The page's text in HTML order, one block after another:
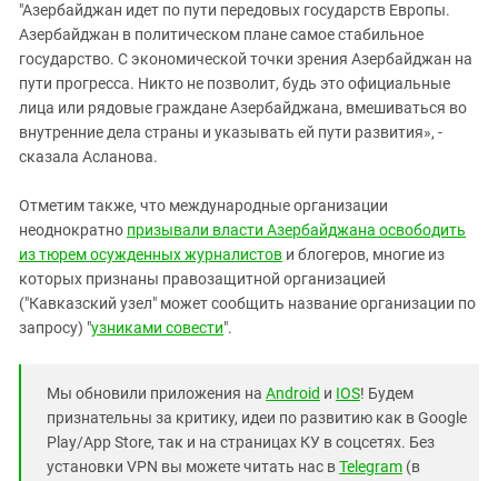
"Азербайджан идет по пути передовых государств Европы.
Азербайджан в политическом плане самое стабильное
государство. С экономической точки зрения Азербайджан на
пути прогресса. Никто не позволит, будь это официальные
лица или рядовые граждане Азербайджана, вмешиваться во
внутренние дела страны и указывать ей пути развития», -
сказала Асланова.
Отметим также, что международные организации
неоднократно призывали власти Азербайджана освободить
из тюрем осужденных журналистов и блогеров, многие из
которых признаны правозащитной организацией
("Кавказский узел" может сообщить название организации по
запросу) "узниками совести".
Мы обновили приложения на Android и IOS! Будем
признательны за критику, идеи по развитию как в Google
Play/App Store, так и на страницах КУ в соцсетях. Без
установки VPN вы можете читать нас вTelegram (в